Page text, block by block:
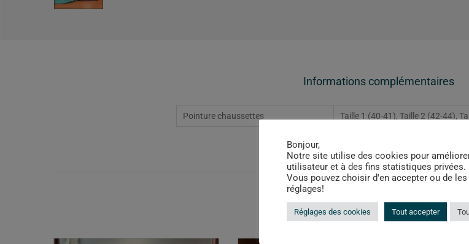
Informations complémentaires
Pointure chaussettes Taille 1 (40-41), Taille 2 (42-44),
Produits similaires
Bonjour,
Notre site utilise des cookies pour
utilisateur et à des fins statistiques privées.
Vous pouvez choisir d'en accepter ou de
réglages!
Réglages des cookies Tout accepter